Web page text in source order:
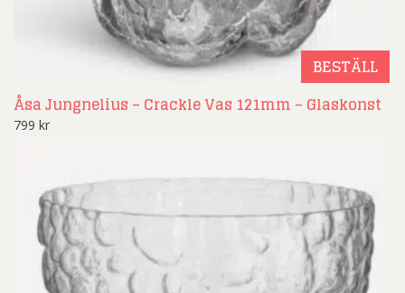
BESTÄLL
Åsa Jungnelius – Crackle Vas 121mm – Glaskonst
799 kr